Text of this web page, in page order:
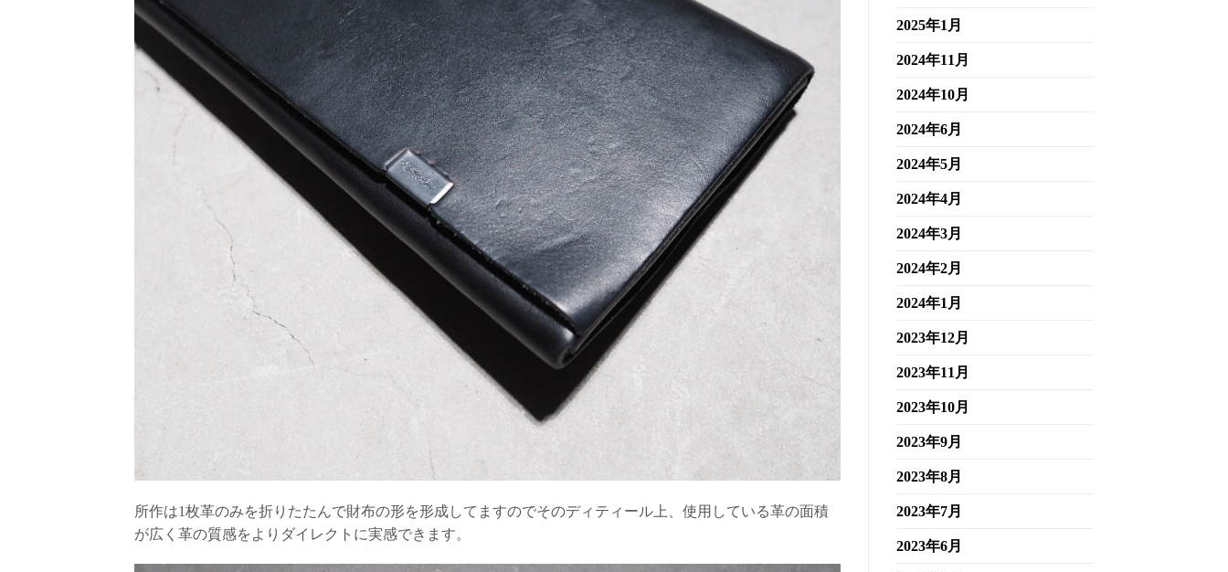
所作は1枚革のみを折りたたんで財布の形を形成してますのでそのディティール上、使用している革の面積
が広く革の質感をよりダイレクトに実感できます。
2025年1月
2024年11月
2024年10月
2024年6月
2024年5月
2024年4月
2024年3月
2024年2月
2024年1月
2023年12月
2023年11月
2023年10月
2023年9月
2023年8月
2023年7月
2023年6月